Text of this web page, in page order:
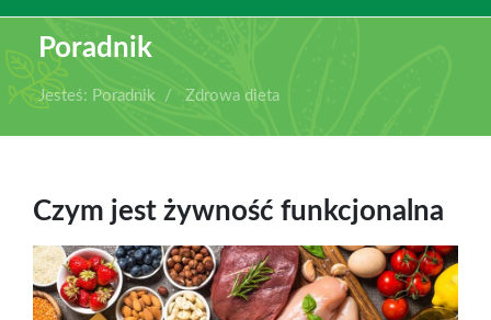
Poradnik
Jesteś: Poradnik Zdrowa dieta
Czym jest żywność funkcjonalna